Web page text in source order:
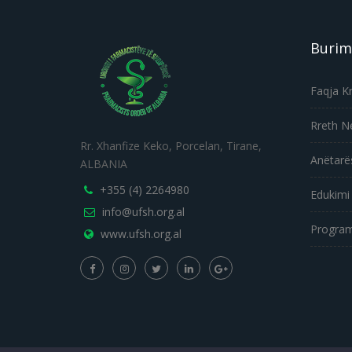
Rr. Xhanfize Keko, Porcelan, Tirane,
ALBANIA
+355 (4) 2264980
info@ufsh.org.al
www.ufsh.org.al
Faqja
Rreth